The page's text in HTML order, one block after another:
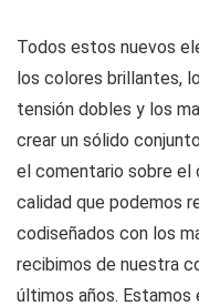
Todos estos nuevos
los colores brillantes,
tensión dobles y los
crear un sólido
el comentario sobre el
calidad que podemos
codiseñados con los
recibimos de nuestra
últimos años.